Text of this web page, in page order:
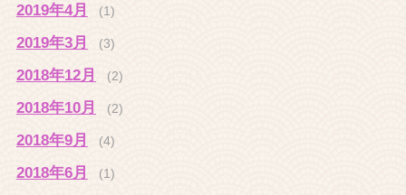
2019年4月 (1)
2019年3月 (3)
2018年12月 (2)
2018年10月 (2)
2018年9月 (4)
2018年6月 (1)